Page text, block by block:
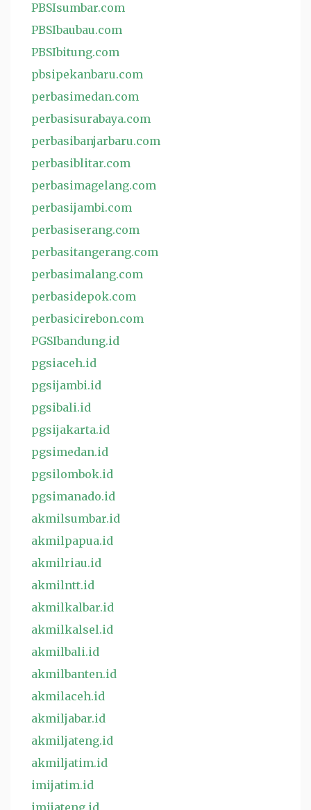
PBSIsumbar.com
PBSIbaubau.com
PBSIbitung.com
pbsipekanbaru.com
perbasimedan.com
perbasisurabaya.com
perbasibanjarbaru.com
perbasiblitar.com
perbasimagelang.com
perbasijambi.com
perbasiserang.com
perbasitangerang.com
perbasimalang.com
perbasidepok.com
perbasicirebon.com
PGSIbandung.id
pgsiaceh.id
pgsijambi.id
pgsibali.id
pgsijakarta.id
pgsimedan.id
pgsilombok.id
pgsimanado.id
akmilsumbar.id
akmilpapua.id
akmilriau.id
akmilntt.id
akmilkalbar.id
akmilkalsel.id
akmilbali.id
akmilbanten.id
akmilaceh.id
akmiljabar.id
akmiljateng.id
akmiljatim.id
imijatim.id
imijateng.id